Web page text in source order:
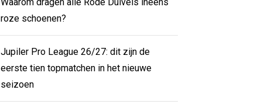
roze schoenen?
Jupiler Pro League 26/27: dit zijn de
eerste tien topmatchen in het nieuwe
seizoen